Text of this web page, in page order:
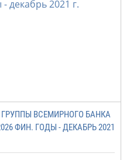
ВСЕМИРНОГО БАНКА
ФИН. ГОДЫ - ДЕКАБРЬ 2021